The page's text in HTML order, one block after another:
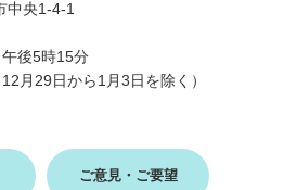
央1-4-1
後5時15分
月29日から1月3日を除く）
ご意見・ご要望